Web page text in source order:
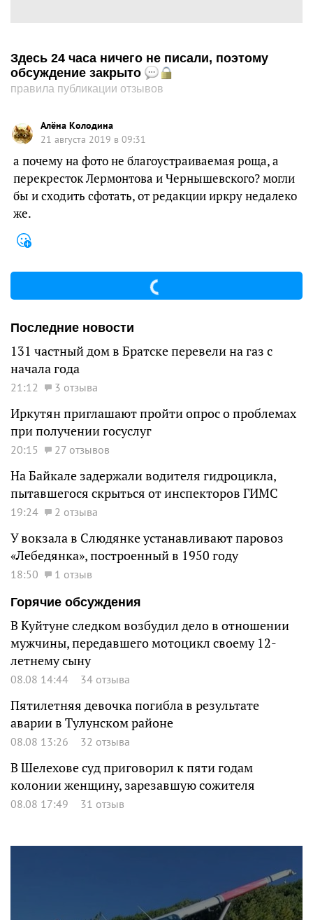
Здесь 24 часа ничего не писали, поэтому
обсуждение закрыто
правила публикации отзывов
Алёна Колодина
21 августа 2019 в 09:31
а почему на фото не благоустраиваемая роща, а
перекресток Лермонтова и Чернышевского? могли
бы и сходить сфотать, от редакции иркру недалеко
же.
Последние новости
131 частный дом в Братске перевели на газ с
начала года
21:12 3 отзыва
Иркутян приглашают пройти опрос о проблемах
при получении госуслуг
20:15 27 отзывов
На Байкале задержали водителя гидроцикла,
пытавшегося скрыться от инспекторов ГИМС
19:24 2 отзыва
У вокзала в Слюдянке устанавливают паровоз
«Лебедянка», построенный в 1950 году
18:50
1 отзыв
Горячие обсуждения
В Куйтуне следком возбудил дело в отношении
мужчины, передавшего мотоцикл своему 12-
летнему сыну
08.08 14:44 34 отзыва
Пятилетняя девочка погибла в результате
аварии в Тулунском районе
08.08 13:26 32 отзыва
В Шелехове суд приговорил к пяти годам
колонии женщину, зарезавшую сожителя
08.08 17:49 31 отзыв